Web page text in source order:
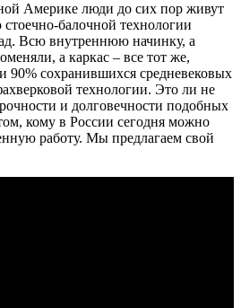
Америке люди до сих пор живут
балочной технологии
Всю внутреннюю начинку, а
а каркас – все тот же,
90% сохранившихся средневековых
технологии. Это ли не
и долговечности подобных
кому в России сегодня можно
работу. Мы предлагаем свой